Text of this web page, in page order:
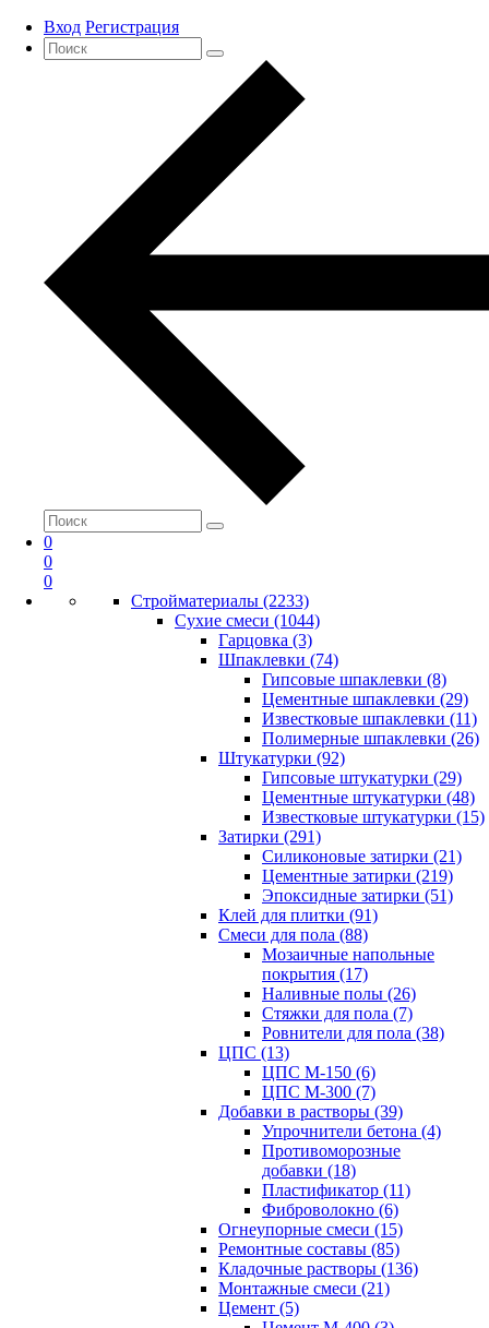
Вход Регистрация
0
0
0
Стройматериалы (2233)
Сухие смеси (1044)
Гарцовка (3)
Шпаклевки (74)
Гипсовые шпаклевки (8)
Цементные шпаклевки (29)
Известковые шпаклевки (11)
Полимерные шпаклевки (26)
Штукатурки (92)
Гипсовые штукатурки (29)
Цементные штукатурки (48)
Известковые штукатурки (15)
Затирки (291)
Силиконовые затирки (21)
Цементные затирки (219)
Эпоксидные затирки (51)
Клей для плитки (91)
Смеси для пола (88)
Мозаичные напольные
покрытия (17)
Наливные полы (26)
Стяжки для пола (7)
Ровнители для пола (38)
ЦПС (13)
ЦПС М-150 (6)
ЦПС М-300 (7)
Добавки в растворы (39)
Упрочнители бетона (4)
Противоморозные
добавки (18)
Пластификатор (11)
Фиброволокно (6)
Огнеупорные смеси (15)
Ремонтные составы (85)
Кладочные растворы (136)
Монтажные смеси (21)
Цемент (5)